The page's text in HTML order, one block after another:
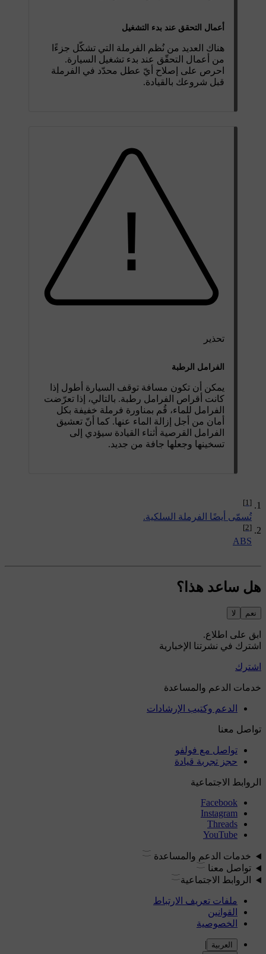
أعمال التحقق عند بدء التشغيل
هناك العديد من نُظم الفرملة التي تشكّل جزءًا
من أعمال التحقّق عند بدء تشغيل السيارة.
احرص على إصلاح أيّ عطل محدّد في الفرملة
قبل شروعك بالقيادة.
تحذير
الفرامل الرطبة
يمكن أن تكون مسافة توقف السيارة أطول إذا
كانت أقراص الفرامل رطبة. بالتالي، إذا تعرّضت
الفرامل للماء، قُم بمناورة فرملة خفيفة بكل
أمان من أجل إزالة الماء عنها. كما أنّ تعشيق
الفرامل القرصية أثناء القيادة سيؤدي إلى
تسخينها وجعلها جافة من جديد.
[1]
تُسمّى أيضًا الفرملة السلكية.
[2]
ABS
هل ساعد هذا؟
نعم لا